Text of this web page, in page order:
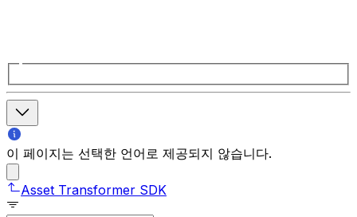
이 페이지는 선택한 언어로 제공되지 않습니다.
Asset Transformer SDK